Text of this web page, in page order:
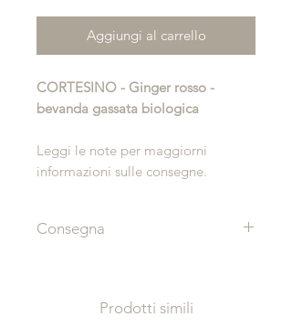
Aggiungi al carrello
CORTESINO - Ginger rosso -
bevanda gassata biologica
Leggi le note per maggiorni
informazioni sulle consegne.
Consegna
dalle ore 12:00 del giorno che hai
Prodotti simili